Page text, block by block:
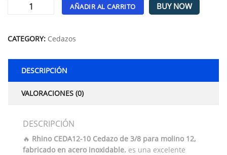
AÑADIR AL CARRITO BUY NOW
CATEGORY: Cedazos
DESCRIPCIÓN
VALORACIONES (0)
DESCRIPCIÓN
🔥 Rhino CEDA12-10 Cedazo de 3/8 para molino 12,
fabricado en acero inoxidable. es una excelente